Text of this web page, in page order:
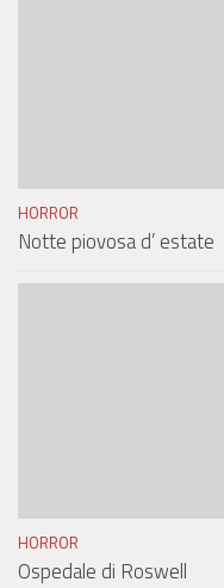
HORROR
Notte piovosa d’ estate
HORROR
Ospedale di Roswell